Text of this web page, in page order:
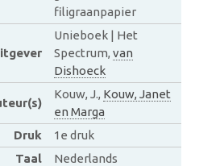
filigraanpapier
Unieboek | Het
Spectrum, van
Dishoeck
Kouw, J., Kouw, Janet
en Marga
Druk
1e druk
Taal
Nederlands